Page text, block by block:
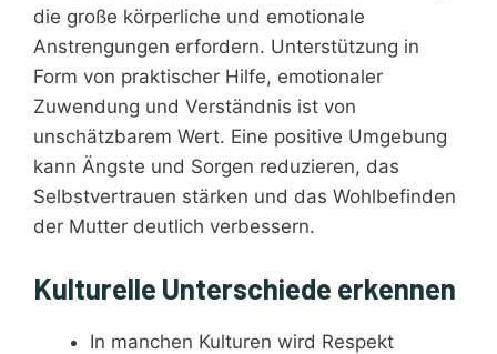
die große körperliche und emotionale
Anstrengungen erfordern. Unterstützung in
Form von praktischer Hilfe, emotionaler
Zuwendung und Verständnis ist von
unschätzbarem Wert. Eine positive Umgebung
kann Ängste und Sorgen reduzieren, das
Selbstvertrauen stärken und das Wohlbefinden
der Mutter deutlich verbessern.
Kulturelle Unterschiede erkennen
In manchen Kulturen wird Respekt